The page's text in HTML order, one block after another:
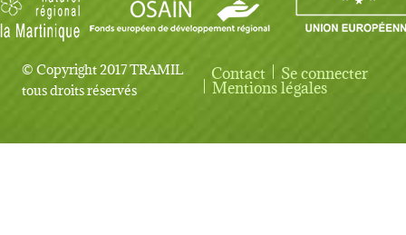
© Copyright 2017 TRAMIL
tous droits réservés
User account menu
Contact Se connecter
Mentions légales